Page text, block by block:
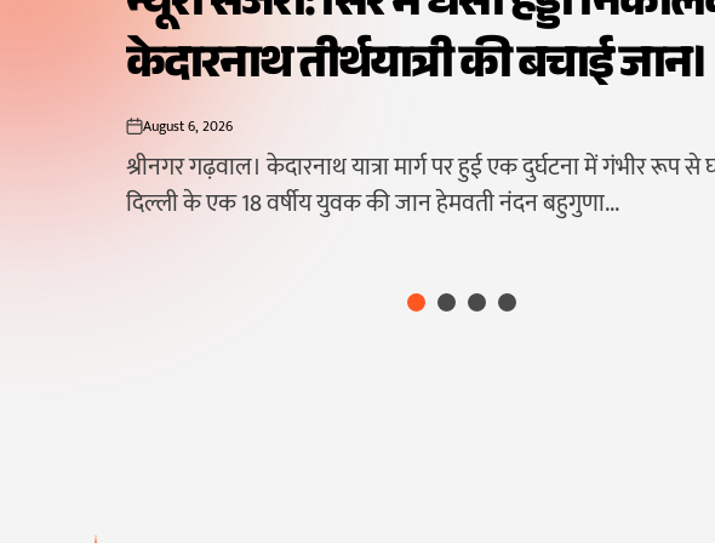
on August 6, 2026
साथ होने वाले खिलवाड़ को लेकर श्रीनगर नगर निगम प्रशासन ने अब सख्त...